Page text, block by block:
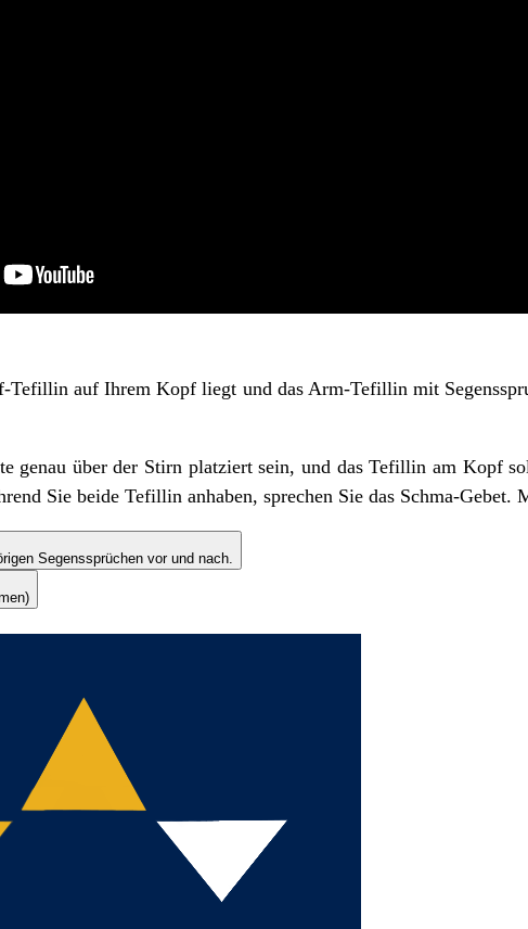
Tefillin auf Ihrem Kopf liegt und das Arm-Tefillin mit
genau über der Stirn platziert sein, und das Tefillin am Kopf
Sie beide Tefillin anhaben, sprechen Sie das Schma-Gebet.
Segenssprüchen vor und nach.